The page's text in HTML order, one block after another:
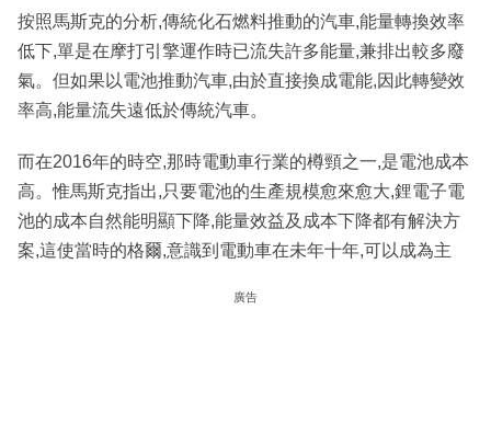
按照馬斯克的分析,傳統化石燃料推動的汽車,能量轉換效率
低下,單是在摩打引擎運作時已流失許多能量,兼排出較多廢
氣。但如果以電池推動汽車,由於直接換成電能,因此轉變效
率高,能量流失遠低於傳統汽車。
而在2016年的時空,那時電動車行業的樽頸之一,是電池成本
高。惟馬斯克指出,只要電池的生產規模愈來愈大,鋰電子電
池的成本自然能明顯下降,能量效益及成本下降都有解決方
案,這使當時的格爾,意識到電動車在未年十年,可以成為主
廣告